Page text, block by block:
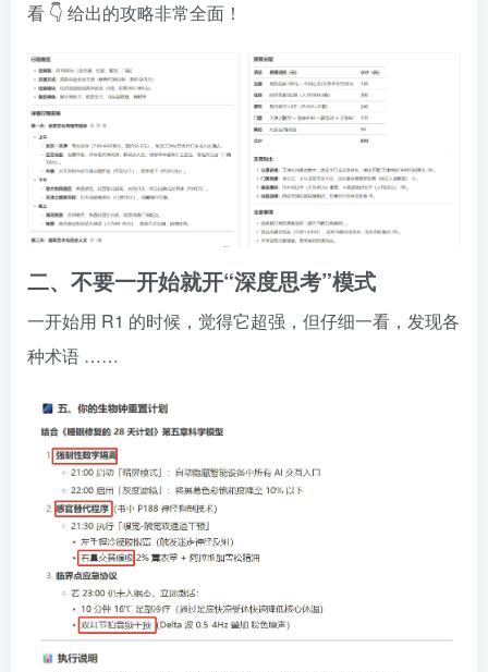
看 👇 给出的攻略非常全面！
二、不要一开始就开“深度思考”模式
一开始用 R1 的时候，觉得它超强，但仔细一看，发现各
种术语 ……